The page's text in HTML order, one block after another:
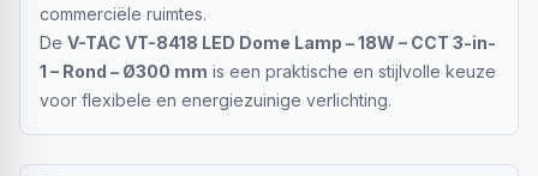
commerciële ruimtes.
De V-TAC VT-8418 LED Dome Lamp – 18W – CCT 3-in-
1 – Rond – Ø300 mm is een praktische en stijlvolle keuze
voor flexibele en energiezuinige verlichting.